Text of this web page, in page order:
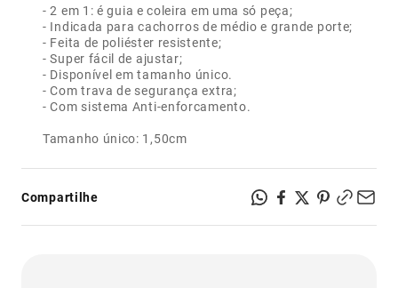
- 2 em 1: é guia e coleira em uma só peça;
- Indicada para cachorros de médio e grande porte;
- Feita de poliéster resistente;
- Super fácil de ajustar;
- Disponível em tamanho único.
- Com trava de segurança extra;
- Com sistema Anti-enforcamento.
Tamanho único: 1,50cm
Compartilhe